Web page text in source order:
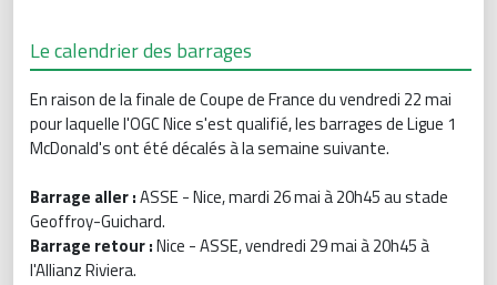
Le calendrier des barrages
En raison de la finale de Coupe de France du vendredi 22 mai
pour laquelle l'OGC Nice s'est qualifié, les barrages de Ligue 1
McDonald's ont été décalés à la semaine suivante.
Barrage aller :ASSE - Nice, mardi 26 mai à 20h45 au stade
Geoffroy-Guichard.
Barrage retour :Nice - ASSE, vendredi 29 mai à 20h45 à
l'Allianz Riviera.